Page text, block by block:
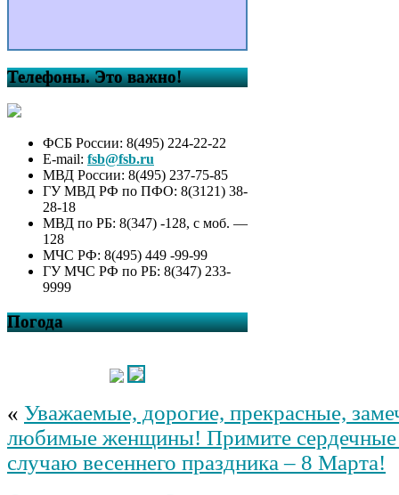
Телефоны. Это важно!
ФСБ России: 8(495) 224-22-22
E-mail: fsb@fsb.ru
МВД России: 8(495) 237-75-85
ГУ МВД РФ по ПФО: 8(3121) 38-
28-18
МВД по РБ: 8(347) -128, с моб. —
128
МЧС РФ: 8(495) 449 -99-99
ГУ МЧС РФ по РБ: 8(347) 233-
9999
Погода
« Уважаемые, дорогие, прекрасные,
любимые женщины! Примите сердечные
случаю весеннего праздника – 8 Марта!